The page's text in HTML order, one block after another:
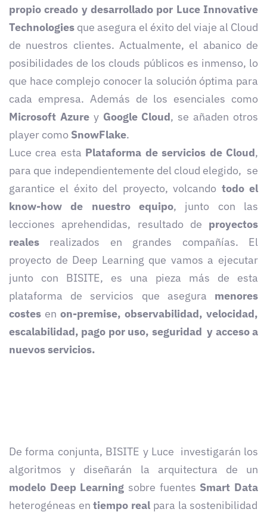
propio creado y desarrollado por Luce Innovative
Technologies que asegura el éxito del viaje al Cloud
de nuestros clientes. Actualmente, el abanico de
posibilidades de los clouds públicos es inmenso, lo
que hace complejo conocer la solución óptima para
cada empresa. Además de los esenciales como
Microsoft Azurey Google Cloud, se añaden otros
player como SnowFlake.
Luce crea esta Plataforma de servicios de Cloud,
para que independientemente del cloud elegido, se
garantice el éxito del proyecto, volcando todo el
know-how de nuestro equipo, junto con las
lecciones aprehendidas, resultado de proyectos
reales realizados en grandes compañías. El
proyecto de Deep Learning que vamos a ejecutar
junto con BISITE, es una pieza más de esta
plataforma de servicios que asegura menores
costes en on-premise, observabilidad, velocidad,
escalabilidad, pago por uso, seguridad y acceso a
nuevos servicios.
De forma conjunta, BISITE y Luce investigarán los
algoritmos y diseñarán la arquitectura de un
modelo Deep Learning sobre fuentes Smart Data
heterogéneas entiempo real para la sostenibilidad